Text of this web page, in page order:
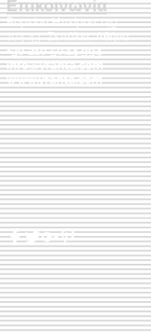
Επικοινωνία
Βορείου Ηπείρου 149
104 43Σεπόλια,Αθήνα
+30 210 50.14.994
info@yfanta.com
www.yfanta.com